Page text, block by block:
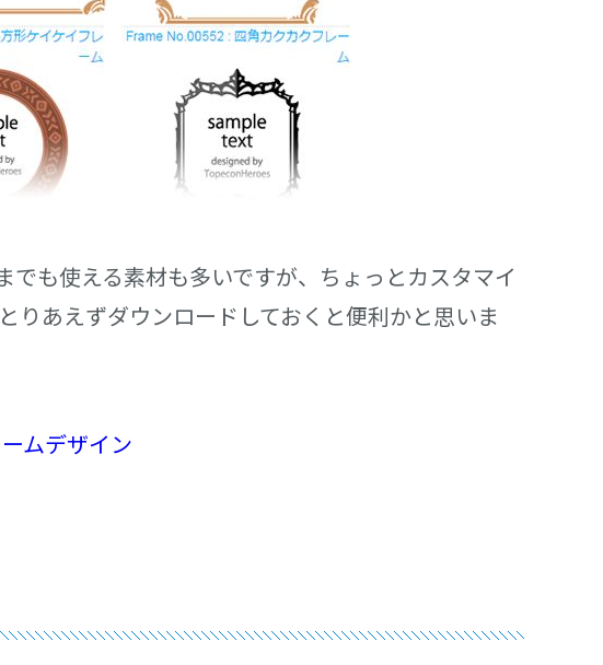
も使える素材も多いですが、ちょっとカスタマイ
りあえずダウンロードしておくと便利かと思いま
ムデザイン